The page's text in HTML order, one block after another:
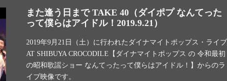
また逢う日まで TAKE 40（ダイポプ なんてった
って僕らはアイドル！2019.9.21）
2019年9月21日（土）に行われたダイナマイトポップス・ライブ
AT SHIBUYA CROCODILE【ダイナマイトポップス の 令和最初
の昭和歌謡ショー なんてったって僕らはアイドル！】からのラ
イブ映像です。